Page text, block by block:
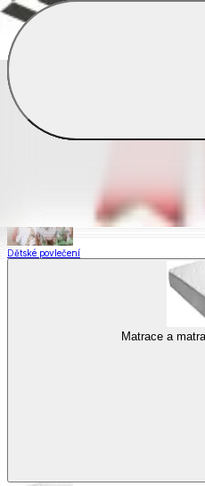
Saténové povlečení
Povlečení s fototiskem
Dětské povlečení
Matrace a